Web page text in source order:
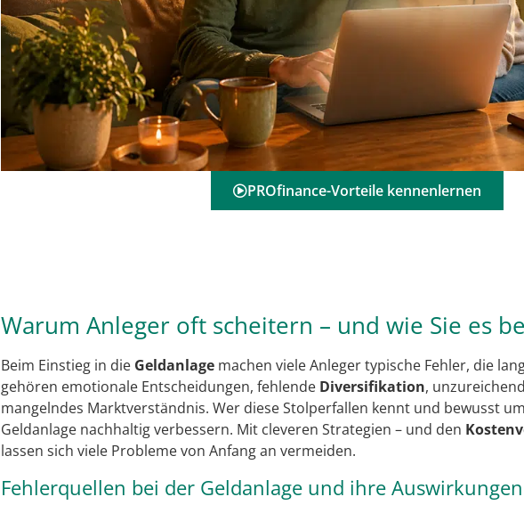
PROfinance-Vorteile kennenlernen
Warum Anleger oft scheitern – und wie Sie es
Beim Einstieg in die Geldanlage machen viele Anleger typische Fehler, die
gehören emotionale Entscheidungen, fehlende Diversifikation,
mangelndes Marktverständnis. Wer diese Stolperfallen kennt und bewusst
Geldanlage nachhaltig verbessern. Mit cleveren Strategien – und den
lassen sich viele Probleme von Anfang an vermeiden.
Fehlerquellen bei der Geldanlage und ihre Auswirkungen